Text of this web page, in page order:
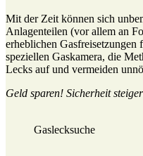
Mit der Zeit können sich
Anlagenteilen (vor allem an
erheblichen
speziellen Gaskamera, die
Lecks auf und vermeiden
Geld sparen! Sicherheit
Gaslecksuche